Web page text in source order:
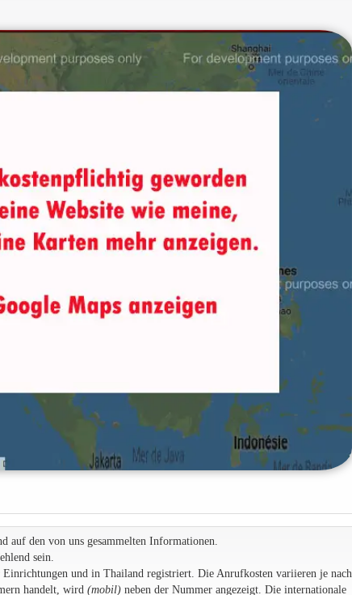
auf den von uns gesammelten Informationen.
sein.
und in Thailand registriert. Die Anrufkosten variieren je nach
handelt, wird (mobil)neben der Nummer angezeigt. Die internationale